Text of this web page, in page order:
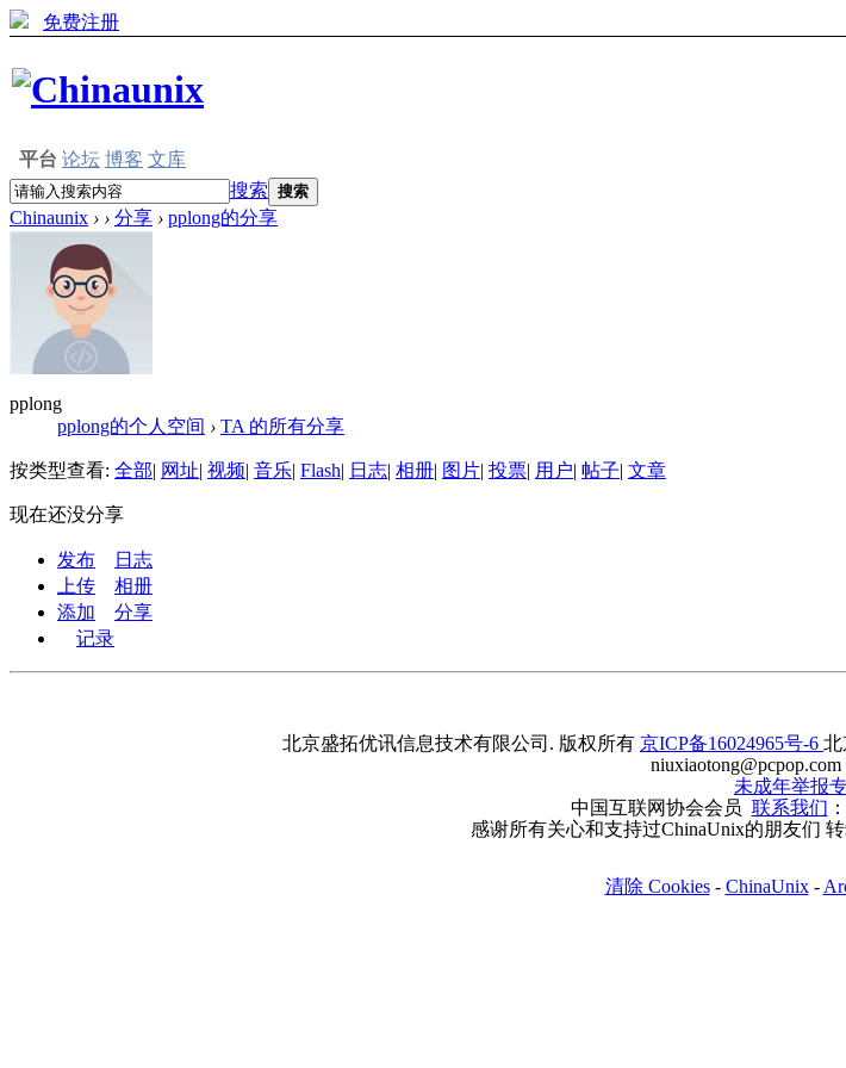
免费注册
平台 论坛 博客 文库
搜索 搜索
Chinaunix › › 分享 › pplong的分享
pplong
pplong的个人空间 › TA 的所有分享
按类型查看: 全部| 网址| 视频| 音乐| Flash| 日志| 相册| 图片| 投票| 用户| 帖子| 文章
现在还没分享
发布
日志
上传
相册
添加
分享
记录
北京盛拓优讯信息技术有限公司. 版权所有 京ICP备16024965号-6 北
未成年举报
中国互联网协会会员 联系我们
感谢所有关心和支持过ChinaUnix的朋友们
清除 Cookies- ChinaUnix-